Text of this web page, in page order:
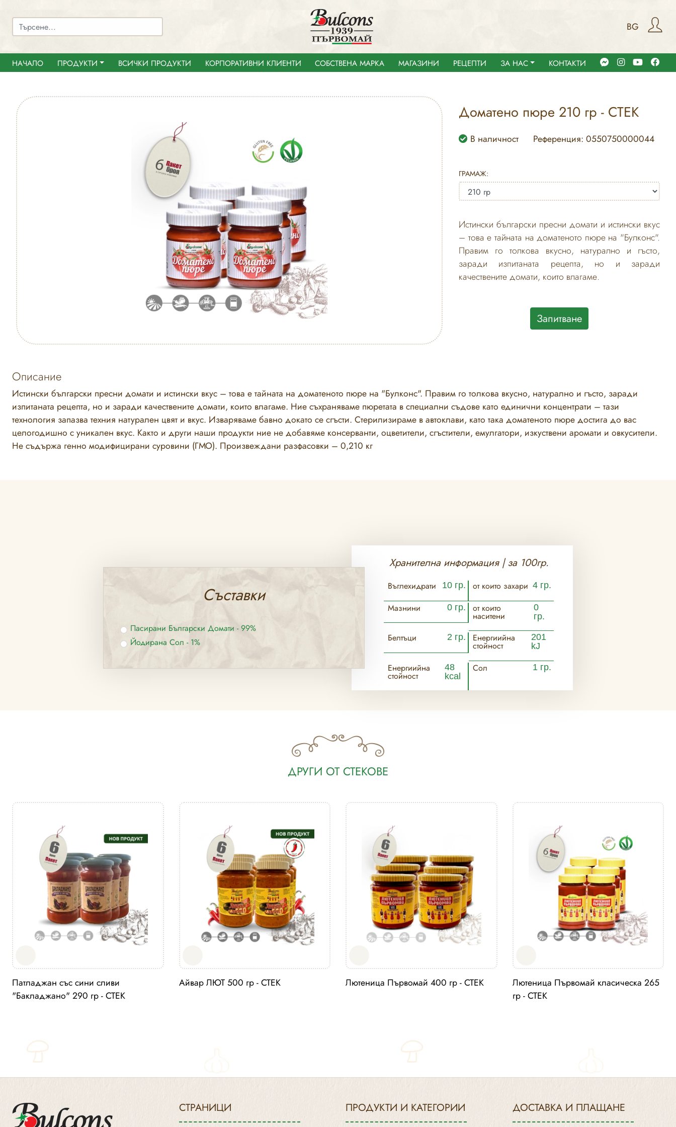
BG
НАЧАЛО ПРОДУКТИ ВСИЧКИ ПРОДУКТИ КОРПОРАТИВНИ КЛИЕНТИ СОБСТВЕНА МАРКА МАГАЗИНИ РЕЦЕПТИ ЗА НАС КОНТАКТИ
Доматено пюре 210 гр - СТЕК
В наличност Референция: 0550750000044
ГРАМАЖ:
Истински български пресни домати и истински вкус
– това е тайната на доматеното пюре на "Булконс".
Правим го толкова вкусно, натурално и гъсто,
заради изпитаната рецепта, но и заради
качествените домати, които влагаме.
Запитване
Описание
Истински български пресни домати и истински вкус – това е тайната на доматеното пюре на "Булконс". Правим го толкова вкусно, натурално и гъсто, заради
изпитаната рецепта, но и заради качествените домати, които влагаме. Ние съхраняваме пюретата в специални съдове като единични концентрати – тази
технология запазва техния натурален цвят и вкус. Изваряваме бавно докато се сгъсти. Стерилизираме в автоклави, като така доматеното пюре достига до вас
целогодишно с уникален вкус. Както и други наши продукти ние не добавяме консерванти, оцветители, сгъстители, емулгатори, изкуствени аромати и овкусители.
Не съдържа генно модифицирани суровини (ГМО). Произвеждани разфасовки – 0,210 кг
Съставки
Пасирани Български Домати - 99%
Йодирана Сол - 1%
Хранителна информация | за 100гр.
Въглехидрати 10 гр. от които захари 4 гр.
Мазнини 0 гр. от които
наситени
0
гр.
Белтъци 2 гр. Енергиийна
стойност
201
kJ
Енергиийна
стойност
48
kcal
Сол 1 гр.
ДРУГИ ОТ СТЕКОВЕ
Патладжан със сини сливи
"Бакладжано" 290 гр - СТЕК
Айвар ЛЮТ 500 гр - СТЕК Лютеница Първомай 400 гр - СТЕК
Лютеница Първомай класическа 265
гр - СТЕК
СТРАНИЦИ ПРОДУКТИ И КАТЕГОРИИ ДОСТАВКА И ПЛАЩАНЕ